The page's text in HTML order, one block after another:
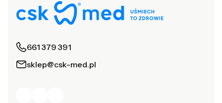
661 379 391
sklep@csk-med.pl